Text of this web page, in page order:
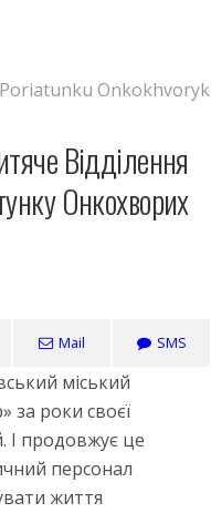
Відділення
Онкохворих
Mail SMS
міський
за роки своєї
І продовжує це
персонал
життя